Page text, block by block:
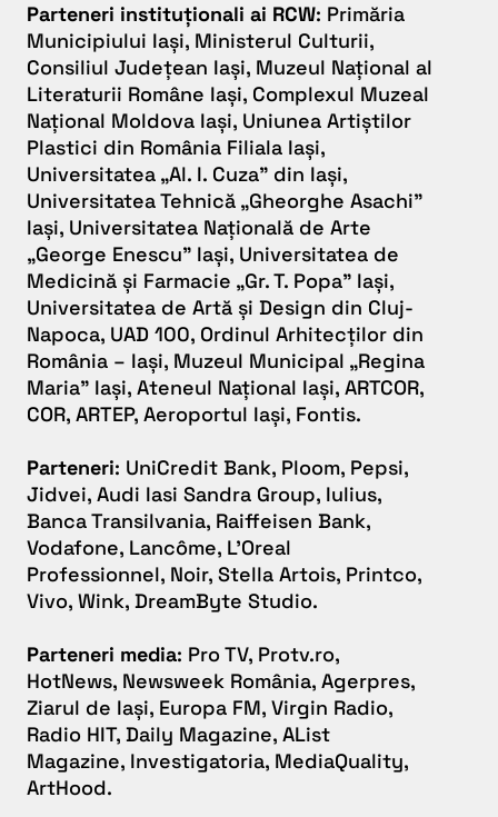
Parteneri instituționali ai RCW: Primăria
Municipiului Iași, Ministerul Culturii,
Consiliul Județean Iași, Muzeul Național al
Literaturii Române Iași, Complexul Muzeal
Național Moldova Iași, Uniunea Artiștilor
Plastici din România Filiala Iași,
Universitatea „Al. I. Cuza” din Iași,
Universitatea Tehnică „Gheorghe Asachi”
Iași, Universitatea Națională de Arte
„George Enescu” Iași, Universitatea de
Medicină și Farmacie „Gr. T. Popa” Iași,
Universitatea de Artă și Design din Cluj-
Napoca, UAD 100, Ordinul Arhitecților din
România – Iași, Muzeul Municipal „Regina
Maria” Iași, Ateneul Național Iași, ARTCOR,
COR, ARTEP, Aeroportul Iași, Fontis.
Parteneri: UniCredit Bank, Ploom, Pepsi,
Jidvei, Audi Iasi Sandra Group, Iulius,
Banca Transilvania, Raiffeisen Bank,
Vodafone, Lancôme, L’Oreal
Professionnel, Noir, Stella Artois, Printco,
Vivo, Wink, DreamByte Studio.
Parteneri media: Pro TV, Protv.ro,
HotNews, Newsweek România, Agerpres,
Ziarul de Iași, Europa FM, Virgin Radio,
Radio HIT, Daily Magazine, AList
Magazine, Investigatoria, MediaQuality,
ArtHood.